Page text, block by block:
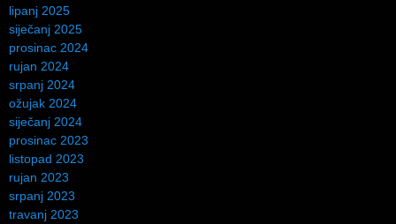
lipanj 2025
siječanj 2025
prosinac 2024
rujan 2024
srpanj 2024
ožujak 2024
siječanj 2024
prosinac 2023
listopad 2023
rujan 2023
srpanj 2023
travanj 2023